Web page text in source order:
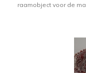
raamobject voor de